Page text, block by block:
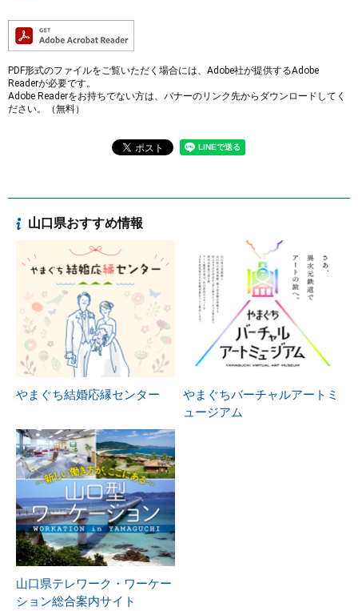
PDF形式のファイルをご覧いただく場合には、Adobe社が提供するAdobe
Readerが必要です。
Adobe Readerをお持ちでない方は、バナーのリンク先からダウンロードしてく
ださい。（無料）
山口県おすすめ情報
やまぐち結婚応縁センター
やまぐちバーチャルアートミ
ュージアム
山口県テレワーク・ワーケー
ション総合案内サイト